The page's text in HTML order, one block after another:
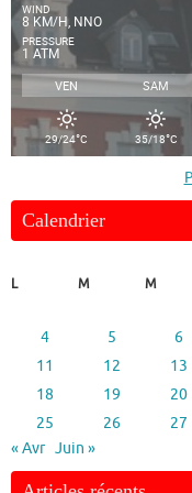
WIND
8 KM/H, NNO
PRESSURE
1 ATM
VEN SAM
29/24°C 35/18°C
Calendrier
L
M M
4
5 6
11
12 13
18
19 20
25
26 27
« Avr Juin »